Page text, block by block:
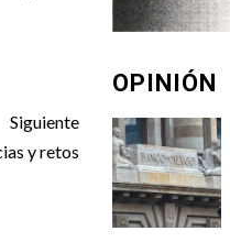
Siguiente
y retos
OPINIÓN